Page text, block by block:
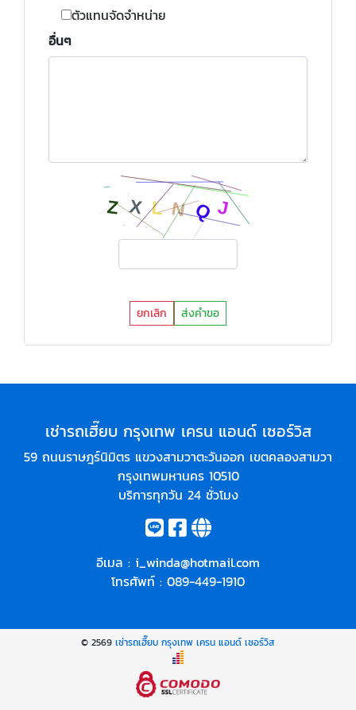
ตัวแทนจัดจำหน่าย
อื่นๆ
ยกเลิก ส่งคำขอ
เช่ารถเฮี๊ยบ กรุงเทพ เครน แอนด์ เซอร์วิส
59 ถนนราษฎร์นิมิตร แขวงสามวาตะวันออก เขตคลองสามวา
กรุงเทพมหานคร 10510
บริการทุกวัน 24 ชั่วโมง
อีเมล : i_winda@hotmail.com
โทรศัพท์ : 089-449-1910
© 2569เช่ารถเฮี๊ยบ กรุงเทพ เครน แอนด์ เซอร์วิส